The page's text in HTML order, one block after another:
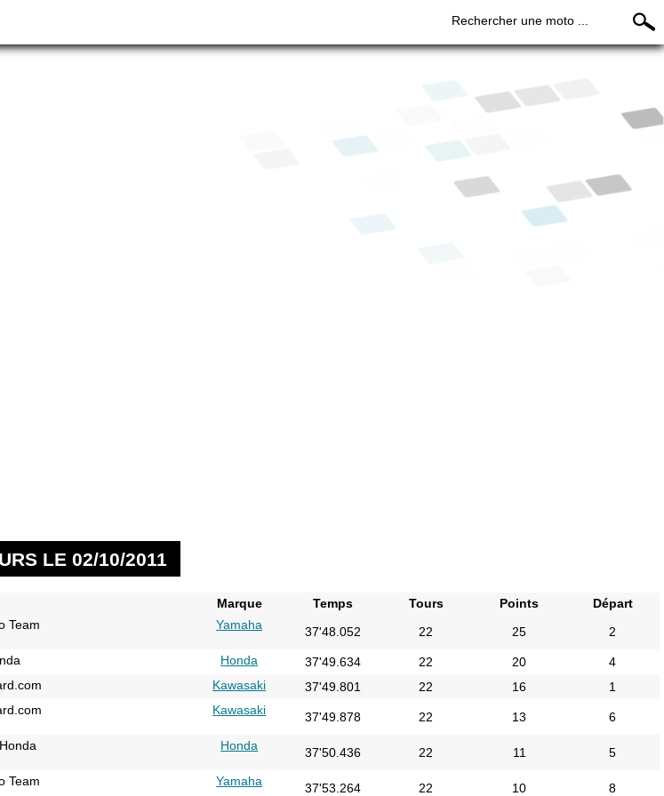
Rechercher une moto ...
LE 02/10/2011
Marque Temps Tours Points
Départ
Team Yamaha 37'48.052 22 25 2
Honda 37'49.634 22 20
4
Kawasaki 37'49.801 22 16 1
Kawasaki 37'49.878 22 13 6
Honda 37'50.436 22 11 5
Team Yamaha 37'53.264 22 10 8